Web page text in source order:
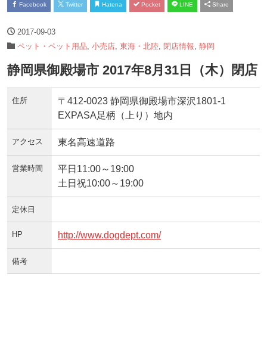
Facebook Twitter Hatena Pocket LINE Share
2017-09-03
ペット・ペット用品 小売店 東海・北陸 閉店情報 静岡
静岡県御殿場市 2017年8月31日（木）閉店
住所
〒412-0023 静岡県御殿場市深沢1801-1
EXPASA足柄（上り）地内
アクセス 東名高速道路
営業時間
平日11:00～19:00
土日祝10:00～19:00
定休日
HP http://www.dogdept.com/
備考